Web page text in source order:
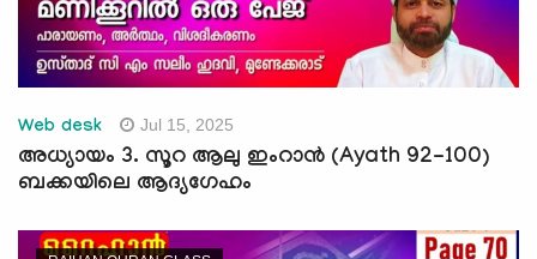
Web desk Jul 15, 2025
അധ്യായം 3. സൂറ ആലു ഇംറാന്‍ (Ayath 92-100)
ബക്കയിലെ ആദ്യഗേഹം